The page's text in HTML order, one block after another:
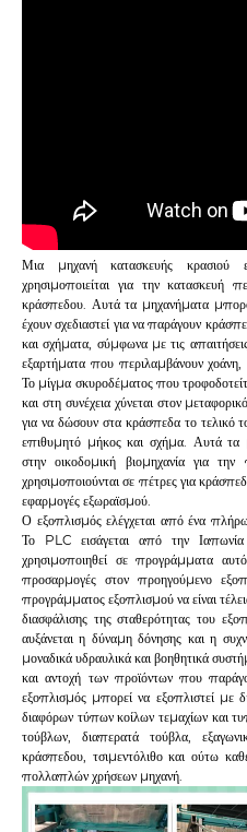
Μια μηχανή κατασκευής κρασιού
χρησιμοποιείται για την
κράσπεδου. Αυτά τα μηχανήματα
έχουν σχεδιαστεί για να παράγουν
και σχήματα, σύμφωνα με τις
εξαρτήματα που περιλαμβάνουν χοάνη,
Το μίγμα σκυροδέματος που
και στη συνέχεια χύνεται στον
για να δώσουν στα κράσπεδα το τελικό
επιθυμητό μήκος και σχήμα. Αυτά τα
στην οικοδομική βιομηχανία για
χρησιμοποιούνται σε πέτρες για
εφαρμογές εξωραϊσμού.
Ο εξοπλισμός ελέγχεται από ένα
Το PLC εισάγεται από την Ιαπωνία
χρησιμοποιηθεί σε προγράμματα
προσαρμογές στον προηγούμενο
προγράμματος εξοπλισμού να είναι
διασφάλισης της σταθερότητας του
αυξάνεται η δύναμη δόνησης και η
μοναδικά υδραυλικά και βοηθητικά
και αντοχή των προϊόντων που
εξοπλισμός μπορεί να εξοπλιστεί με
διαφόρων τύπων κοίλων τεμαχίων και
τούβλων, διαπερατά τούβλα,
κράσπεδου, τσιμεντόλιθο και ούτω
πολλαπλών χρήσεων μηχανή.